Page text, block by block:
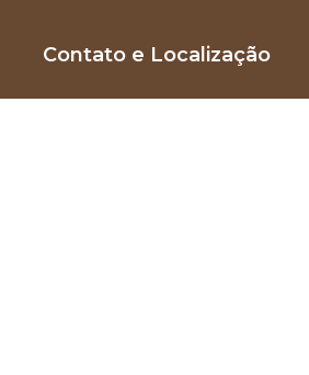
Contato e Localização